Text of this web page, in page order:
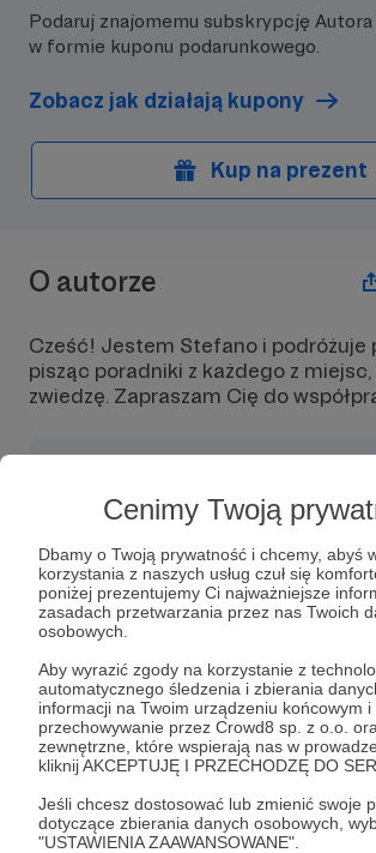
Cenimy Twoją
Dbamy o Twoją prywatność i chcemy, abyś
korzystania z naszych usług czuł się
poniżej prezentujemy Ci najważniejsze
zasadach przetwarzania przez nas Twoich
osobowych.
Aby wyrazić zgody na korzystanie z
automatycznego śledzenia i zbierania
informacji na Twoim urządzeniu końcowym i
przechowywanie przez Crowd8 sp. z o.o.
zewnętrzne, które wspierają nas w
kliknij AKCEPTUJĘ I PRZECHODZĘ DO
Jeśli chcesz dostosować lub zmienić swoje
dotyczące zbierania danych osobowych,
"USTAWIENIA ZAAWANSOWANE".
Podaruj znajomemu subskrypcję Autora
w formie kuponu podarunkowego.
Zobacz jak działają kupony
Kup na prezent
O autorze
Cześć! Jestem Stefano i podróżuje
pisząc poradniki z każdego z
zwiedzę. Zapraszam Cię do
Wiadomość
Cześć! Jestem Stefano i podróżuje
pisząc poradniki z każdego z miejsc,
zwiedzę.
Zapraszam Cię do współpracy! Na
będziesz mógł zakupić artykuły
(oczywiście po mojej akceptacji) lub